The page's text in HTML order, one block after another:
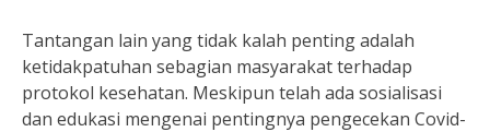
Tantangan lain yang tidak kalah penting adalah
ketidakpatuhan sebagian masyarakat terhadap
protokol kesehatan. Meskipun telah ada sosialisasi
dan edukasi mengenai pentingnya pengecekan Covid-